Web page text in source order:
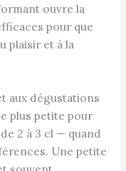
ouvre la
pour que
plaisir et à la
aux dégustations
plus petite pour
2 à 3 cl — quand
Une petite